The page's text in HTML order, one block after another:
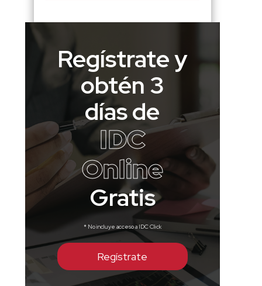
Regístrate y
obtén 3
días de
IDC
Online
Gratis
* No incluye acceso a IDC Click
Regístrate